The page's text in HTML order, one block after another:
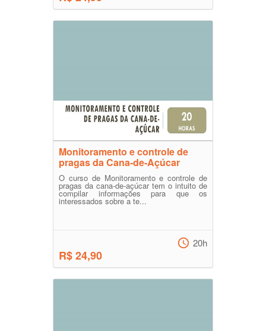
Monitoramento e controle de
pragas da Cana-de-Açúcar
O curso de Monitoramento e controle de
pragas da cana-de-açúcar tem o intuito de
compilar informações para que os
interessados sobre a te...
R$ 24,90
20h